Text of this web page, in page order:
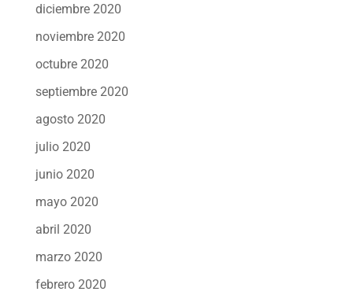
diciembre 2020
noviembre 2020
octubre 2020
septiembre 2020
agosto 2020
julio 2020
junio 2020
mayo 2020
abril 2020
marzo 2020
febrero 2020